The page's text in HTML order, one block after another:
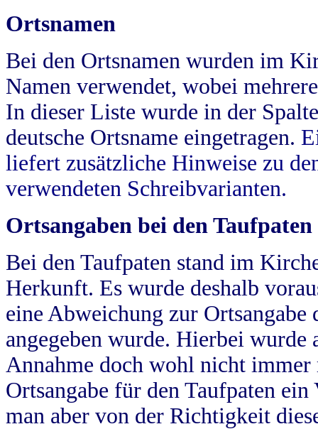
Ortsnamen
Bei den Ortsnamen wurden im
Namen verwendet, wobei
In dieser Liste wurde in der
deutsche Ortsname eingetragen.
liefert zusätzliche Hinweise zu
verwendeten Schreibvarianten.
Ortsangaben bei den Taufpaten
Bei den Taufpaten stand im
Herkunft. Es wurde deshalb
eine Abweichung zur
angegeben wurde. Hierbei wurde
Annahme doch wohl nicht
Ortsangabe für den Taufpaten
man aber von der Richtigkeit